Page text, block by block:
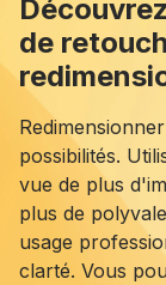
de
possibilités.
vue de plus
plus de
usage
clarté. Vous